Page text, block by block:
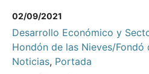
02/09/2021
Desarrollo Económico y
Hondón de las Nieves/Fondó
Noticias, Portada